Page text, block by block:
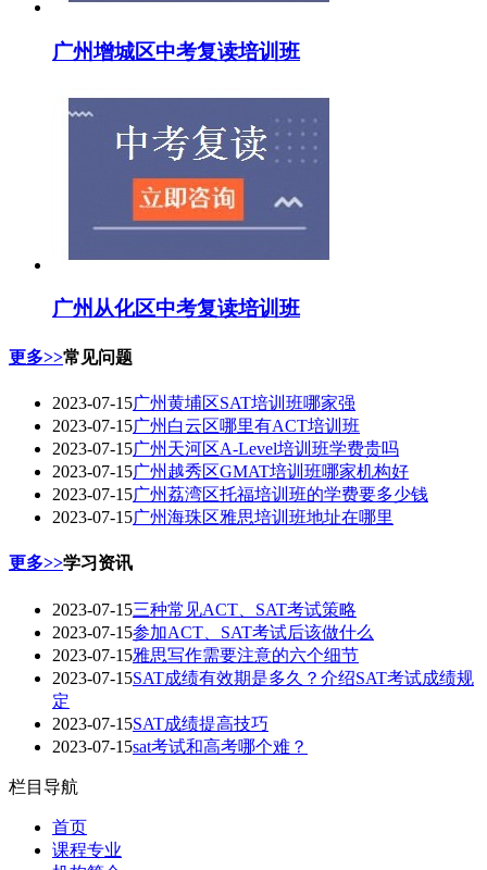
广州增城区中考复读培训班
广州从化区中考复读培训班
更多>>常见问题
2023-07-15广州黄埔区SAT培训班哪家强
2023-07-15广州白云区哪里有ACT培训班
2023-07-15广州天河区A-Level培训班学费贵吗
2023-07-15广州越秀区GMAT培训班哪家机构好
2023-07-15广州荔湾区托福培训班的学费要多少钱
2023-07-15广州海珠区雅思培训班地址在哪里
更多>>学习资讯
2023-07-15三种常见ACT、SAT考试策略
2023-07-15参加ACT、SAT考试后该做什么
2023-07-15雅思写作需要注意的六个细节
2023-07-15SAT成绩有效期是多久？介绍SAT考试成绩规
定
2023-07-15SAT成绩提高技巧
2023-07-15sat考试和高考哪个难？
栏目导航
首页
课程专业